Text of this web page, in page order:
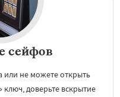
сейфов
или не можете открыть
доверьте вскрытие